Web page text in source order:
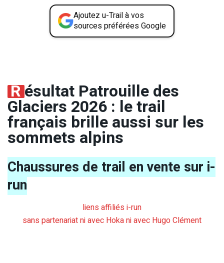
Ajoutez u-Trail à vos
sources préférées Google
Résultat Patrouille des
Glaciers 2026 : le trail
français brille aussi sur les
sommets alpins
Chaussures de trail en vente sur i-
run
liens affiliés i-run
sans partenariat ni avec Hoka ni avec Hugo Clément